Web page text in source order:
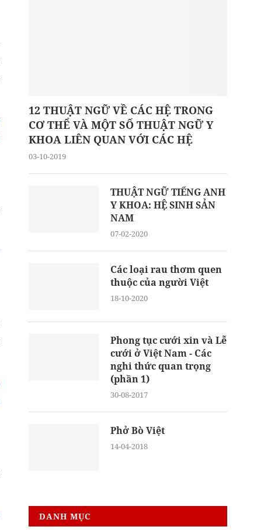
12 THUẬT NGỮ VỀ CÁC HỆ TRONG
CƠ THỂ VÀ MỘT SỐ THUẬT NGỮ Y
KHOA LIÊN QUAN VỚI CÁC HỆ
03-10-2019
THUẬT NGỮ TIẾNG ANH
Y KHOA: HỆ SINH SẢN
NAM
07-02-2020
Các loại rau thơm quen
thuộc của người Việt
18-10-2020
Phong tục cưới xin và Lễ
cưới ở Việt Nam - Các
nghi thức quan trọng
(phần 1)
30-08-2017
Phở Bò Việt
14-04-2018
DANH MỤC